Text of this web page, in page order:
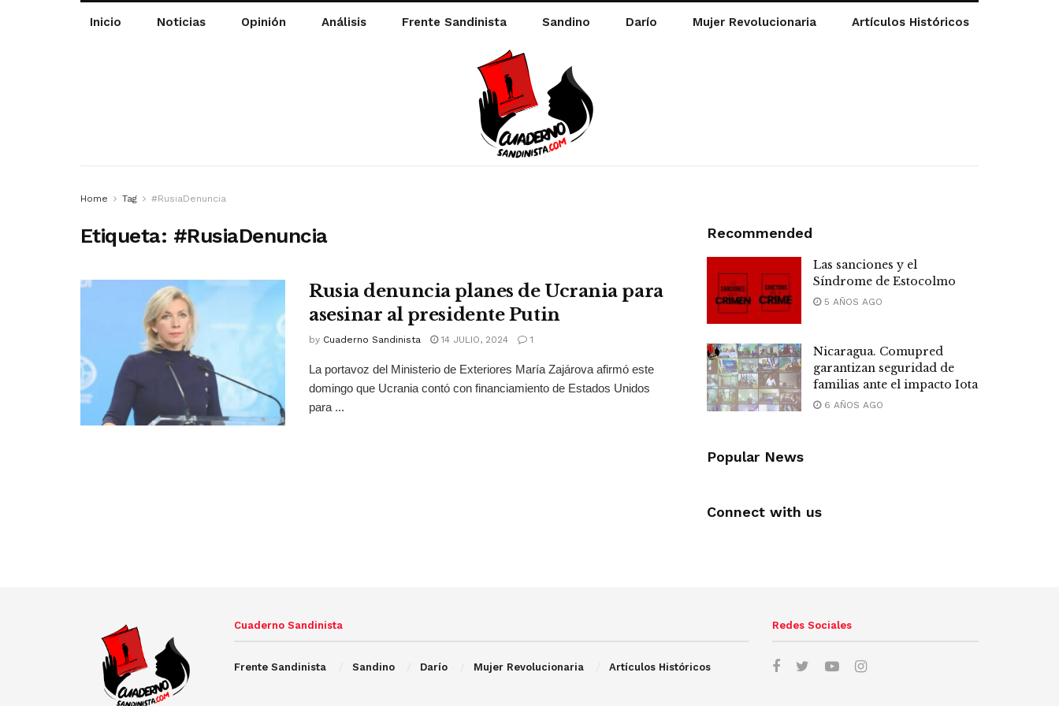
Inicio Noticias Opinión Análisis Frente Sandinista Sandino Darío Mujer Revolucionaria Artículos Históricos
Home Tag #RusiaDenuncia
Etiqueta: #RusiaDenuncia
Rusia denuncia planes de Ucrania para
asesinar al presidente Putin
by Cuaderno Sandinista 14 JULIO, 2024 1
La portavoz del Ministerio de Exteriores María Zajárova afirmó este
domingo que Ucrania contó con financiamiento de Estados Unidos
para ...
Recommended
Las sanciones y el
Síndrome de Estocolmo
5 AÑOS AGO
Nicaragua. Comupred
garantizan seguridad de
familias ante el impacto Iota
6 AÑOS AGO
Popular News
Connect with us
Cuaderno Sandinista
Frente Sandinista Sandino Darío Mujer Revolucionaria Artículos Históricos
Redes Sociales